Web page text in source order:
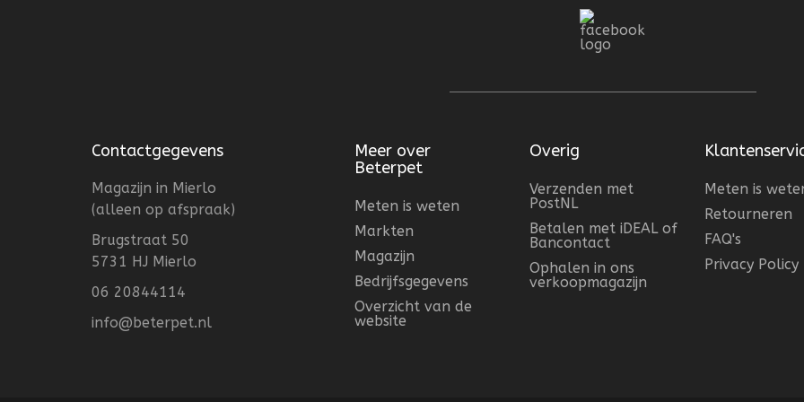
Contactgegevens
Magazijn in Mierlo
(alleen op afspraak)
Brugstraat 50
5731 HJ Mierlo
06 20844114
info@beterpet.nl
Meer over
Beterpet
Meten is weten
Markten
Magazijn
Bedrijfsgegevens
Overzicht van de
website
Overig
Verzenden met
PostNL
Betalen met iDEAL of
Bancontact
Ophalen in ons
verkoopmagazijn
Meten is
Retourneren
FAQ's
Privacy Policy